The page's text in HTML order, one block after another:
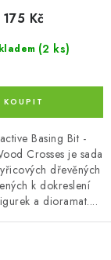
(2 ks)
175 Kč
Basing Bit -
Crosses je sada
dřevěných
k dokreslení
a dioramat....